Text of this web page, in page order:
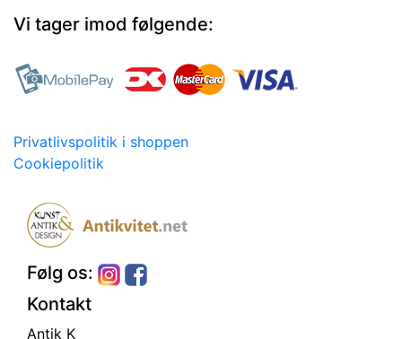
Vi tager imod følgende:
Privatlivspolitik i shoppen
Cookiepolitik
Følg os:
Kontakt
Antik K